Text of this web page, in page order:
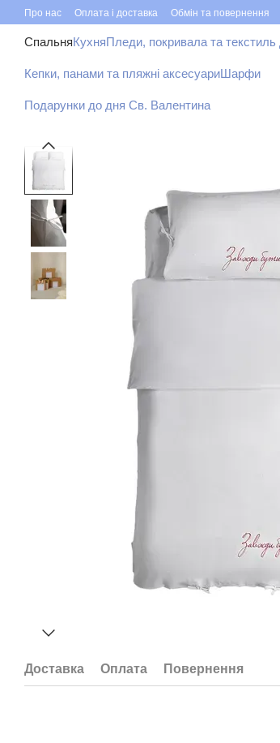
Перейти до основного контенту
Про нас Оплата і доставка Обмін та повернення
СпальняКухняПледи, покривала та текстиль
Кепки, панами та пляжні аксесуариШарфи
Подарунки до дня Св. Валентина
Доставка Оплата Повернення